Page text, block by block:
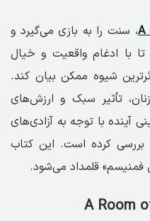
، سنت را به بازی می‌گیرد و
با ادغام واقعیت و خیال
شیوه‌ ممکن بیان کند.
تأثیر سبک و ارزش‌های
آینده‌ با توجه به آزادی‌های
بررسی کرده است. این کتاب
فمنیسم» قلمداد می‌شود.